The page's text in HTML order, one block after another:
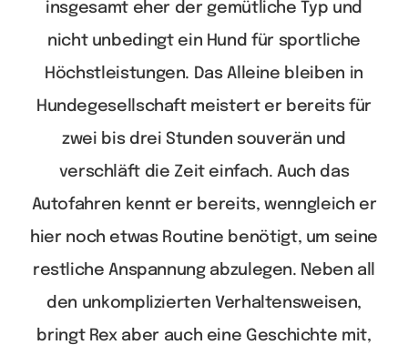
insgesamt eher der gemütliche Typ und
nicht unbedingt ein Hund für sportliche
Höchstleistungen. Das Alleine bleiben in
Hundegesellschaft meistert er bereits für
zwei bis drei Stunden souverän und
verschläft die Zeit einfach. Auch das
Autofahren kennt er bereits, wenngleich er
hier noch etwas Routine benötigt, um seine
restliche Anspannung abzulegen. Neben all
den unkomplizierten Verhaltensweisen,
bringt Rex aber auch eine Geschichte mit,